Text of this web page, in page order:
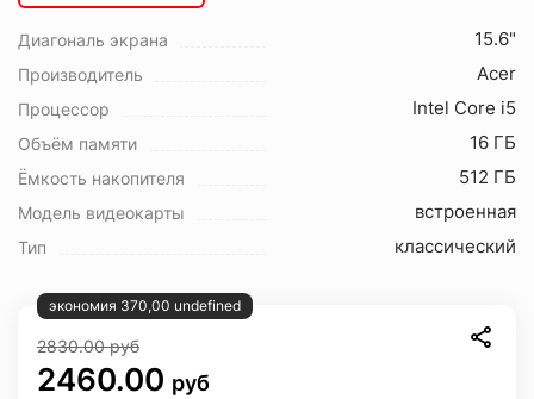
Диагональ экрана 15.6"
Производитель Acer
Процессор Intel Core i5
Объём памяти 16 ГБ
Ёмкость накопителя 512 ГБ
Модель видеокарты встроенная
Тип классический
экономия 370,00 undefined
2830.00руб
2460.00 руб